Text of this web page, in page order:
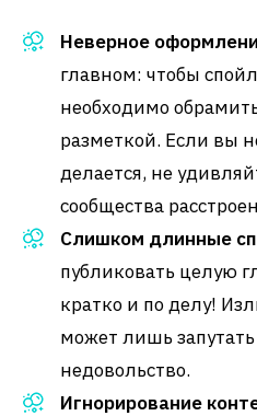
Неверное
главном: чтобы
необходимо
разметкой. Если вы
делается, не
сообщества
Слишком длинные
публиковать целую
кратко и по делу!
может лишь
недовольство.
Игнорирование